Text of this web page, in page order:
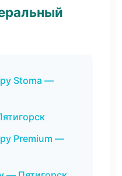
Stoma —
Premium —